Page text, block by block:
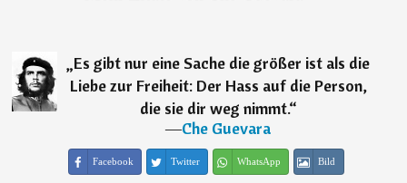
„Es gibt nur eine Sache die größer ist als die
Liebe zur Freiheit: Der Hass auf die Person,
die sie dir weg nimmt.“
―Che Guevara
Facebook Twitter WhatsApp Bild